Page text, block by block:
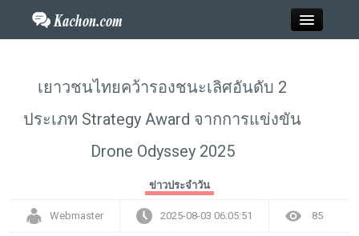
Home
เยาวชนไทยคว้ารองชนะเลิศอันดับ 2
ประเภท Strategy Award จากการแข่งขัน
Drone Odyssey 2025
ข่าวประจำวัน
Webmaster 2025-08-03 06:05:51 85